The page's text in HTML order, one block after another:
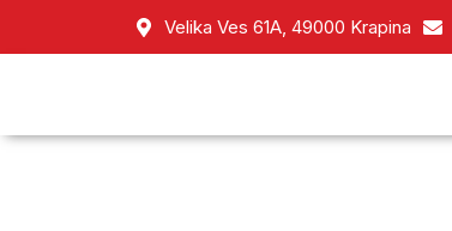
Velika Ves 61A, 49000 Krapina